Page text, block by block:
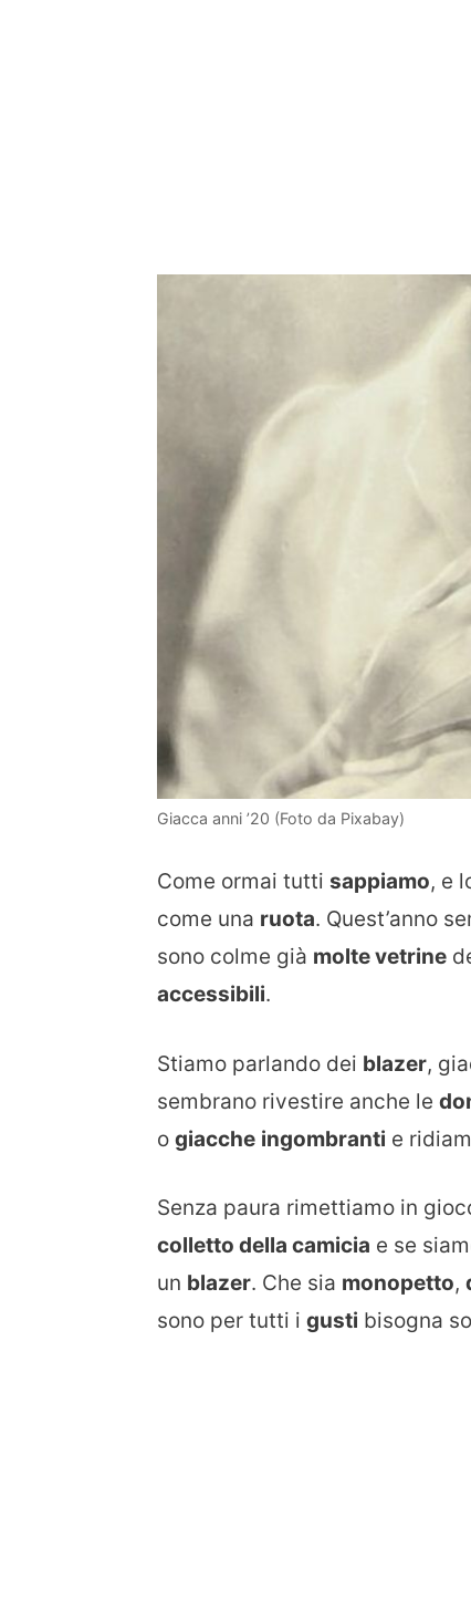
Giacca anni ’20 (Foto da Pixabay)
Come ormai tutti sappiamo, e
come una ruota. Quest’anno
sono colme già molte vetrine
accessibili.
Stiamo parlando dei blazer,
sembrano rivestire anche le
o giacche ingombranti e
Senza paura rimettiamo in
colletto della camicia e se
un blazer. Che sia monopetto,
sono per tutti i gusti bisogna